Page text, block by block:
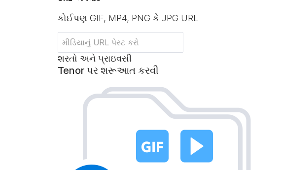
કોઈપણ GIF, MP4, PNG કે JPG URL
શરતો અને પ્રાઇવસી
Tenor પર શરૂઆત કરવી